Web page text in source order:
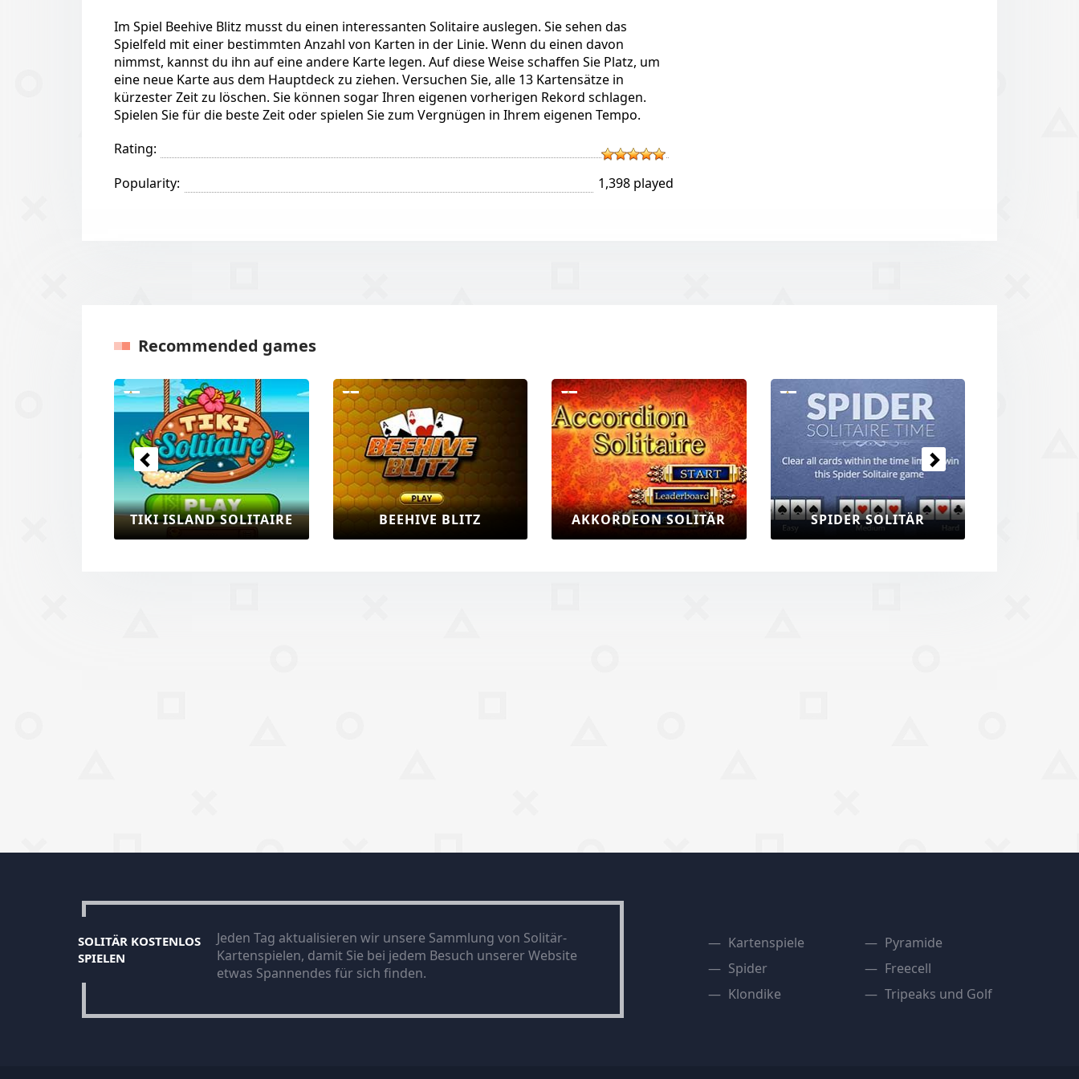
Im Spiel Beehive Blitz musst du einen interessanten Solitaire auslegen. Sie sehen das
Spielfeld mit einer bestimmten Anzahl von Karten in der Linie. Wenn du einen davon
nimmst, kannst du ihn auf eine andere Karte legen. Auf diese Weise schaffen Sie Platz, um
eine neue Karte aus dem Hauptdeck zu ziehen. Versuchen Sie, alle 13 Kartensätze in
kürzester Zeit zu löschen. Sie können sogar Ihren eigenen vorherigen Rekord schlagen.
Spielen Sie für die beste Zeit oder spielen Sie zum Vergnügen in Ihrem eigenen Tempo.
Rating:
Popularity:
1,398 played
Recommended games
TIKI ISLAND SOLITAIRE BEEHIVE BLITZ AKKORDEON SOLITÄR SPIDER SOLITÄR
Previous
SOLITÄR KOSTENLOS
SPIELEN
Jeden Tag aktualisieren wir unsere Sammlung von Solitär-
Kartenspielen, damit Sie bei jedem Besuch unserer Website
etwas Spannendes für sich finden.
Kartenspiele
Spider
Klondike
Pyramide
Freecell
Tripeaks und Golf